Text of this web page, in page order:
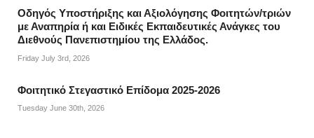
Οδηγός Υποστήριξης και Αξιολόγησης Φοιτητών/τριών
με Αναπηρία ή και Ειδικές Εκπαιδευτικές Ανάγκες του
Διεθνούς Πανεπιστημίου της Ελλάδος.
Friday July 3rd, 2026
Φοιτητικό Στεγαστικό Επίδομα 2025-2026
Tuesday June 30th, 2026